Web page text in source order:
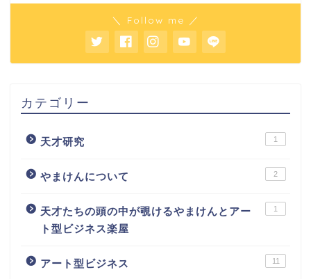
＼ Follow me ／
カテゴリー
天才研究 1
やまけんについて 2
天才たちの頭の中が覗けるやまけんとアー
ト型ビジネス楽屋
1
アート型ビジネス 11